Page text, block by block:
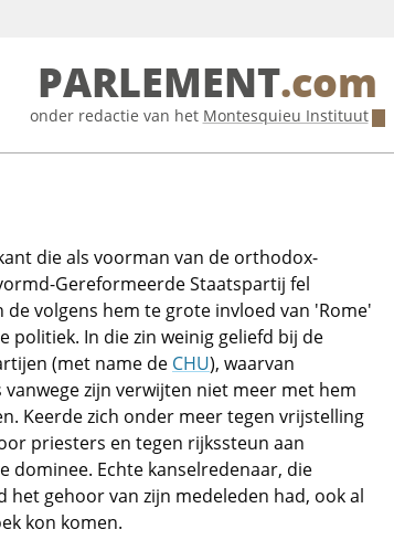
PARLEMENT.com
onder redactie van het Montesquieu Instituut
die als voorman van de orthodox-
Gereformeerde Staatspartij fel
volgens hem te grote invloed van 'Rome'
politiek. In die zin weinig geliefd bij de
(met name de CHU), waarvan
vanwege zijn verwijten niet meer met hem
Keerde zich onder meer tegen vrijstelling
priesters en tegen rijkssteun aan
dominee. Echte kanselredenaar, die
gehoor van zijn medeleden had, ook al
kon komen.